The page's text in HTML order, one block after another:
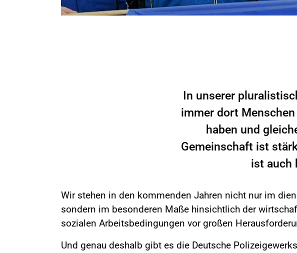
In unserer
immer dort
haben und
Gemeinschaft ist
ist auch
Wir stehen in den kommenden Jahren nicht nur im
sondern im besonderen Maße hinsichtlich der
sozialen Arbeitsbedingungen vor großen
Und genau deshalb gibt es die Deutsche